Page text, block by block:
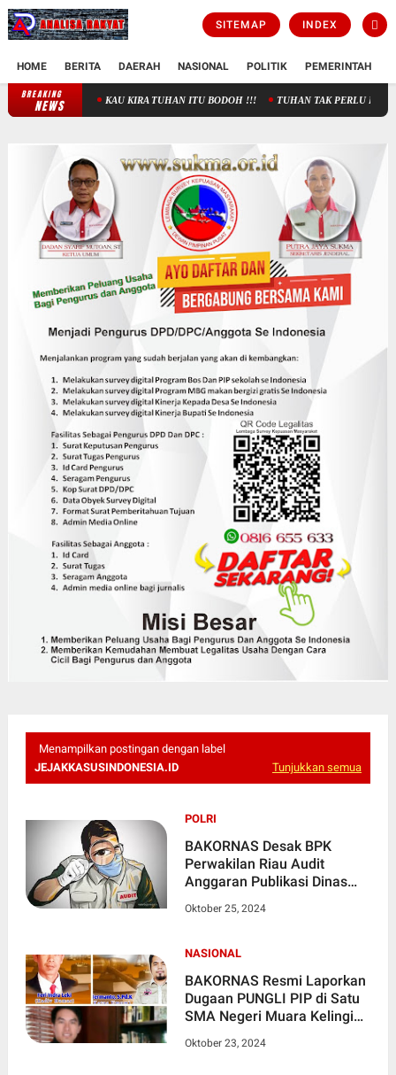
SITEMAP INDEX
HOME BERITA DAERAH NASIONAL POLITIK PEMERINTAH
BREAKING
NEWS
KAU KIRA TUHAN ITU BODOH !!! TUHAN TAK PERLU DICARI, TAK
Menampilkan postingan dengan label
JEJAKKASUSINDONESIA.ID
Tunjukkan semua
POLRI
BAKORNAS Desak BPK
Perwakilan Riau Audit
Anggaran Publikasi Dinas
Kota Pekanbaru
Oktober 25, 2024
NASIONAL
BAKORNAS Resmi Laporkan
Dugaan PUNGLI PIP di Satu
SMA Negeri Muara Kelingi
Oktober 23, 2024